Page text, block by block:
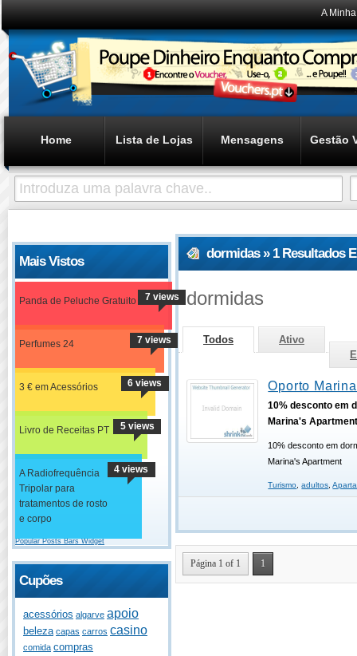
A
Home Lista de Lojas Mensagens Gestão
Mais Vistos
Panda de Peluche Gratuito 7 views
Perfumes 24 7 views
3 € em Acessórios 6 views
Livro de Receitas PT 5 views
A Radiofrequência
Tripolar para
tratamentos de rosto
e corpo
4 views
Popular Posts Bars Widget
Cupões
acessórios algarve apoio
beleza capas carros casino
comida compras
dormidas » 1 Resultados
dormidas
Todos
Ativo
Oporto
10% desconto em
Marina's
10% desconto em
Marina's Apartment
Turismo ,adultos ,
Página 1 of 1 1